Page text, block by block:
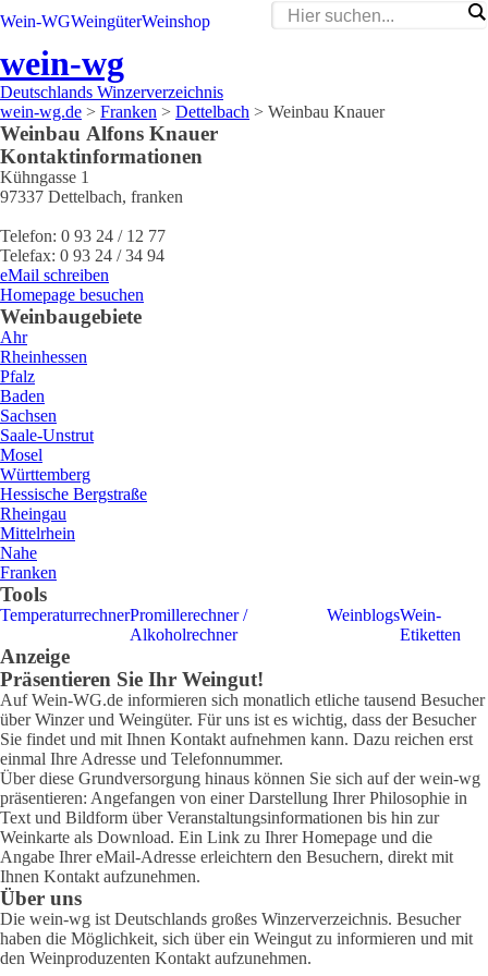
Wein-WGWeingüterWeinshop
wein-wg
Deutschlands Winzerverzeichnis
wein-wg.de > Franken > Dettelbach > Weinbau Knauer
Weinbau Alfons Knauer
Kontaktinformationen
Kühngasse 1
97337 Dettelbach, franken
Telefon: 0 93 24 / 12 77
Telefax: 0 93 24 / 34 94
eMail schreiben
Homepage besuchen
Weinbaugebiete
Ahr
Rheinhessen
Pfalz
Baden
Sachsen
Saale-Unstrut
Mosel
Württemberg
Hessische Bergstraße
Rheingau
Mittelrhein
Nahe
Franken
Tools
TemperaturrechnerPromillerechner /
Alkoholrechner
WeinblogsWein-
Etiketten
Anzeige
Präsentieren Sie Ihr Weingut!
Auf Wein-WG.de informieren sich monatlich etliche tausend Besucher
über Winzer und Weingüter. Für uns ist es wichtig, dass der Besucher
Sie findet und mit Ihnen Kontakt aufnehmen kann. Dazu reichen erst
einmal Ihre Adresse und Telefonnummer.
Über diese Grundversorgung hinaus können Sie sich auf der wein-wg
präsentieren: Angefangen von einer Darstellung Ihrer Philosophie in
Text und Bildform über Veranstaltungsinformationen bis hin zur
Weinkarte als Download. Ein Link zu Ihrer Homepage und die
Angabe Ihrer eMail-Adresse erleichtern den Besuchern, direkt mit
Ihnen Kontakt aufzunehmen.
Über uns
Die wein-wg ist Deutschlands großes Winzerverzeichnis. Besucher
haben die Möglichkeit, sich über ein Weingut zu informieren und mit
den Weinproduzenten Kontakt aufzunehmen.